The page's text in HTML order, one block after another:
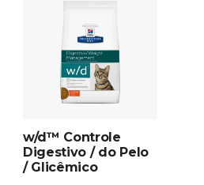
w/d™ Controle
Digestivo / do Pelo
/ Glicêmico